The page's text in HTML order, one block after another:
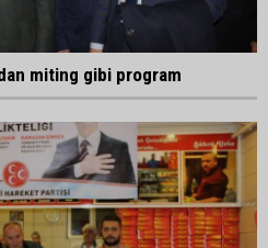
miting gibi program